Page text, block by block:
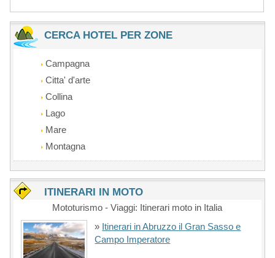
CERCA HOTEL PER ZONE
Campagna
Citta' d'arte
Collina
Lago
Mare
Montagna
ITINERARI IN MOTO
Mototurismo - Viaggi: Itinerari moto in Italia
» Itinerari in Abruzzo il Gran Sasso e
Campo Imperatore